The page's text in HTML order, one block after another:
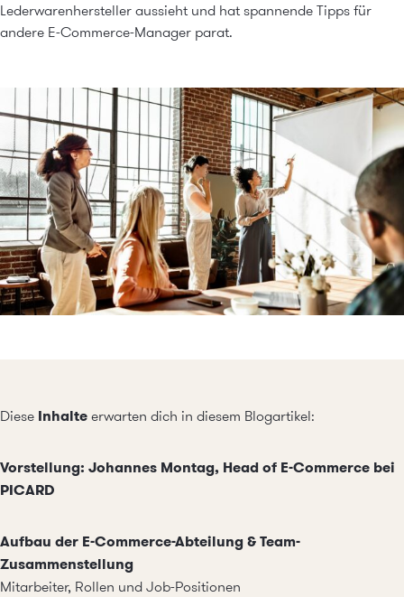
Lederwarenhersteller aussieht und hat spannende Tipps für
andere E-Commerce-Manager parat.
Diese Inhalte erwarten dich in diesem Blogartikel:
Vorstellung: Johannes Montag, Head of E-Commerce bei
PICARD
Aufbau der E-Commerce-Abteilung & Team-
Zusammenstellung
Mitarbeiter, Rollen und Job-Positionen